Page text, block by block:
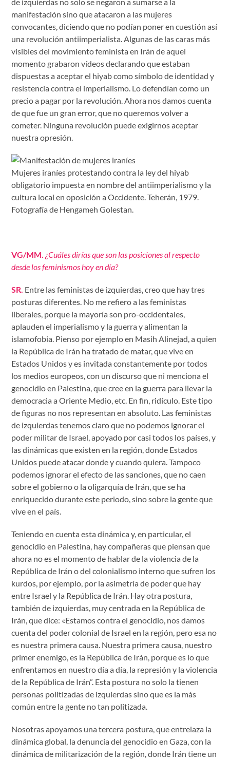
manifestación sino que atacaron a las mujeres
convocantes, diciendo que no podían poner en cuestión así
una revolución antiimperialista. Algunas de las caras más
visibles del movimiento feminista en Irán de aquel
momento grabaron vídeos declarando que estaban
dispuestas a aceptar el hiyab como símbolo de identidad y
resistencia contra el imperialismo. Lo defendían como un
precio a pagar por la revolución. Ahora nos damos cuenta
de que fue un gran error, que no queremos volver a
cometer. Ninguna revolución puede exigirnos aceptar
nuestra opresión.
Mujeres iraníes protestando contra la ley del hiyab
obligatorio impuesta en nombre del antiimperialismo y la
cultura local en oposición a Occidente. Teherán, 1979.
Fotografía de Hengameh Golestan.
VG/MM. ¿Cuáles dirías que son las posiciones al respecto
desde los feminismos hoy en día?
SR. Entre las feministas de izquierdas, creo que hay tres
posturas diferentes. No me refiero a las feministas
liberales, porque la mayoría son pro-occidentales,
aplauden el imperialismo y la guerra y alimentan la
islamofobia. Pienso por ejemplo en Masih Alinejad, a quien
la República de Irán ha tratado de matar, que vive en
Estados Unidos y es invitada constantemente por todos
los medios europeos, con un discurso que ni menciona el
genocidio en Palestina, que cree en la guerra para llevar la
democracia a Oriente Medio, etc. En fin, ridículo. Este tipo
de figuras no nos representan en absoluto. Las feministas
de izquierdas tenemos claro que no podemos ignorar el
poder militar de Israel, apoyado por casi todos los países, y
las dinámicas que existen en la región, donde Estados
Unidos puede atacar donde y cuando quiera. Tampoco
podemos ignorar el efecto de las sanciones, que no caen
sobre el gobierno o la oligarquía de Irán, que se ha
enriquecido durante este periodo, sino sobre la gente que
vive en el país.
Teniendo en cuenta esta dinámica y, en particular, el
genocidio en Palestina, hay compañeras que piensan que
ahora no es el momento de hablar de la violencia de la
República de Irán o del colonialismo interno que sufren los
kurdos, por ejemplo, por la asimetría de poder que hay
entre Israel y la República de Irán. Hay otra postura,
también de izquierdas, muy centrada en la República de
Irán, que dice: «Estamos contra el genocidio, nos damos
cuenta del poder colonial de Israel en la región, pero esa no
es nuestra primera causa. Nuestra primera causa, nuestro
primer enemigo, es la República de Irán, porque es lo que
enfrentamos en nuestro día a día, la represión y la violencia
de la República de Irán”. Esta postura no solo la tienen
personas politizadas de izquierdas sino que es la más
común entre la gente no tan politizada.
Nosotras apoyamos una tercera postura, que entrelaza la
dinámica global, la denuncia del genocidio en Gaza, con la
dinámica de militarización de la región, donde Irán tiene un